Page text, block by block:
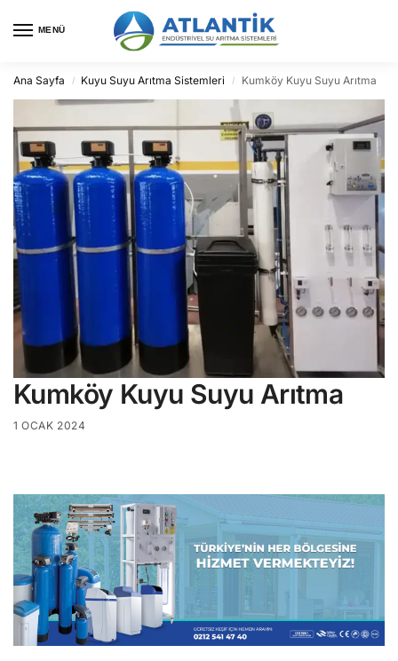
MENÜ
Ana Sayfa / Kuyu Suyu Arıtma Sistemleri / Kumköy Kuyu Suyu Arıtma
Kumköy Kuyu Suyu Arıtma
1 OCAK 2024